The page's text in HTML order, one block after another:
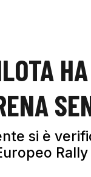
si è
Rally